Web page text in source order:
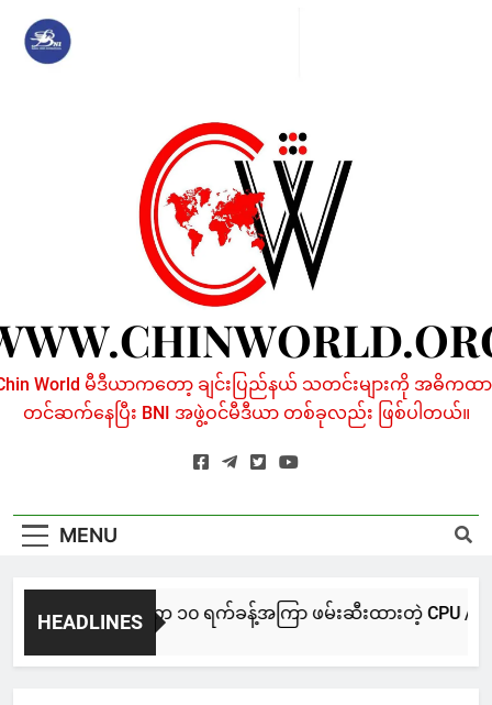
content
World မီဒီယာကတော့ ချင်းပြည်နယ် သတင်းများကို အဓိကထာ
တင်ဆက်နေပြီး BNI အဖွဲ့ဝင်မီဒီယာ တစ်ခုလည်း ဖြစ်ပါတယ်။
MENU
HEADLINES
NUG မကွေးအဖွဲ့က ၁၀ ရက်ခန့်အကြာ ဖမ်းဆီးထားတဲ့ CPU /
4 Hours Ago